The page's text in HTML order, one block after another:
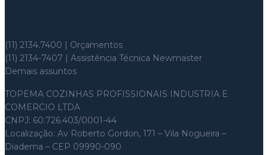
(11) 2134.7400 | Orçamentos
(11) 2134-7407 | Assistência Técnica Newmaster
Demais assuntos
TOPEMA COZINHAS PROFISSIONAIS INDUSTRIA E
COMERCIO LTDA
CNPJ: 60.726.403/0001-44
Localização: Av Roberto Gordon, 171 – Vila Nogueira –
Diadema – CEP 09990-090